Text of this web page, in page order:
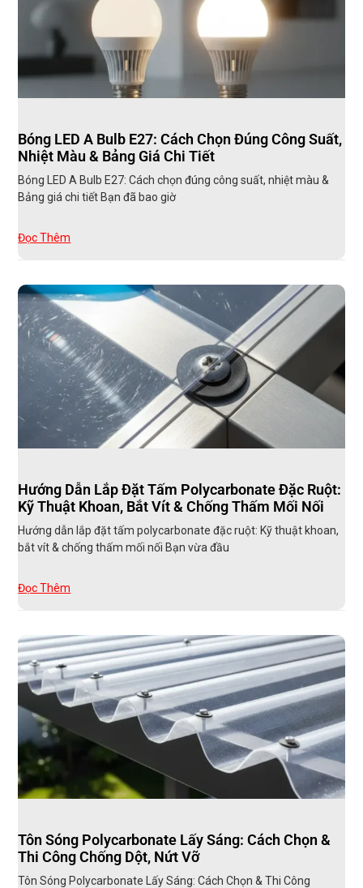
Bóng LED A Bulb E27: Cách Chọn Đúng Công Suất,
Nhiệt Màu & Bảng Giá Chi Tiết
Bóng LED A Bulb E27: Cách chọn đúng công suất, nhiệt màu &
Bảng giá chi tiết Bạn đã bao giờ
Đọc Thêm
Hướng Dẫn Lắp Đặt Tấm Polycarbonate Đặc Ruột:
Kỹ Thuật Khoan, Bắt Vít & Chống Thấm Mối Nối
Hướng dẫn lắp đặt tấm polycarbonate đặc ruột: Kỹ thuật khoan,
bắt vít & chống thấm mối nối Bạn vừa đầu
Đọc Thêm
Tôn Sóng Polycarbonate Lấy Sáng: Cách Chọn &
Thi Công Chống Dột, Nứt Vỡ
Tôn Sóng Polycarbonate Lấy Sáng: Cách Chọn & Thi Công